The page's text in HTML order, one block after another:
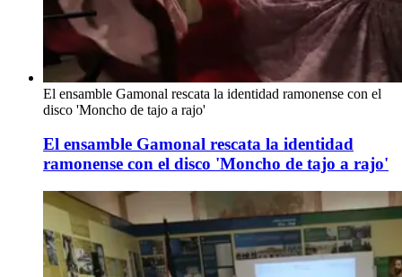
El ensamble Gamonal rescata la identidad ramonense con el
disco 'Moncho de tajo a rajo'
El ensamble Gamonal rescata la identidad
ramonense con el disco 'Moncho de tajo a rajo'